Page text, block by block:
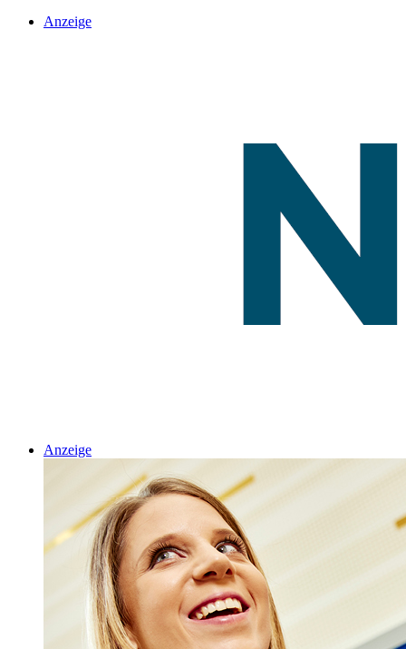
Anzeige
Anzeige